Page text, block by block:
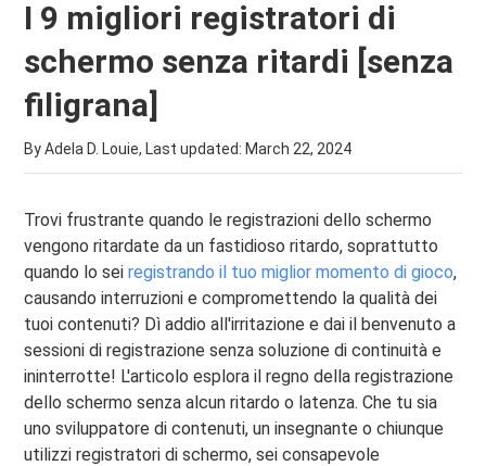
I 9 migliori registratori di
schermo senza ritardi [senza
filigrana]
By Adela D. Louie, Last updated: March 22, 2024
Trovi frustrante quando le registrazioni dello schermo
vengono ritardate da un fastidioso ritardo, soprattutto
quando lo seiregistrando il tuo miglior momento di gioco,
causando interruzioni e compromettendo la qualità dei
tuoi contenuti? Dì addio all'irritazione e dai il benvenuto a
sessioni di registrazione senza soluzione di continuità e
ininterrotte! L'articolo esplora il regno della registrazione
dello schermo senza alcun ritardo o latenza. Che tu sia
uno sviluppatore di contenuti, un insegnante o chiunque
utilizzi registratori di schermo, sei consapevole